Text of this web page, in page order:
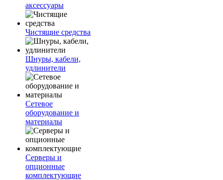
аксессуары
Чистящие средства
Шнуры, кабели,
удлинители
Сетевое
оборудование и
материалы
Серверы и
опционные
комплектующие